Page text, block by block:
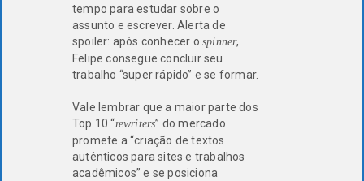
tempo para estudar sobre o
assunto e escrever. Alerta de
spoiler: após conhecer o spinner,
Felipe consegue concluir seu
trabalho “super rápido” e se formar.
Vale lembrar que a maior parte dos
Top 10 “rewriters” do mercado
promete a “criação de textos
autênticos para sites e trabalhos
acadêmicos” e se posiciona